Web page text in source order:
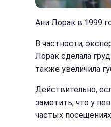
Ани Лорак в 1999
В частности,
Лорак сделала
также увеличила
Действительно,
заметить, что у
частых